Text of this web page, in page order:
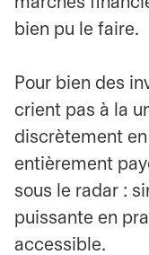
bien pu le faire.
Pour bien des
crient pas à la
discrètement
entièrement
sous le radar :
puissante en
accessible.